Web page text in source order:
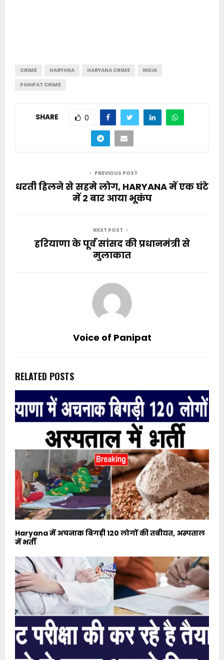
CRIME HARYANA HARYANA CRIME
INDIA
PANIPAT CRIME
SHARE 0
PREVIOUS POST
धरती हिलने से सहमे लोग, HARYANA में एक घंटे
में 2 बार आया भूकंप
NEXT POST
हरियाणा के पूर्व सांसद की प्रधानमंत्री से
मुलाकात
Voice of Panipat
RELATED POSTS
Haryana में अचनाक बिगड़ी 120 लोगों की तबीयत, अस्पताल
में भर्ती